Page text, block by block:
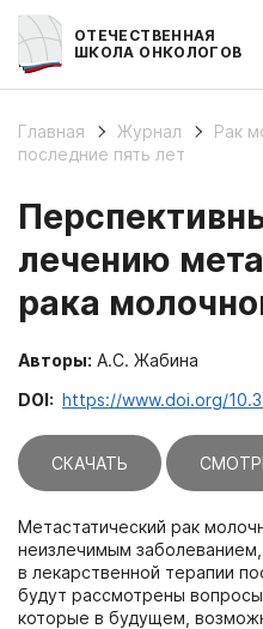
ОТЕЧЕСТВЕННАЯ
ШКОЛА ОНКОЛОГОВ
Главная Журнал
Рак
последние пять лет
лечению
рака
Авторы: А.С. Жабина
DOI: https://www.doi.org/
СКАЧАТЬ
Метастатический рак
неизлечимым
в лекарственной терапии
будут рассмотрены
которые в будущем,